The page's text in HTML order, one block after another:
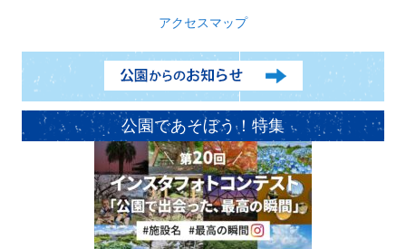
アクセスマップ
公園であそぼう！特集